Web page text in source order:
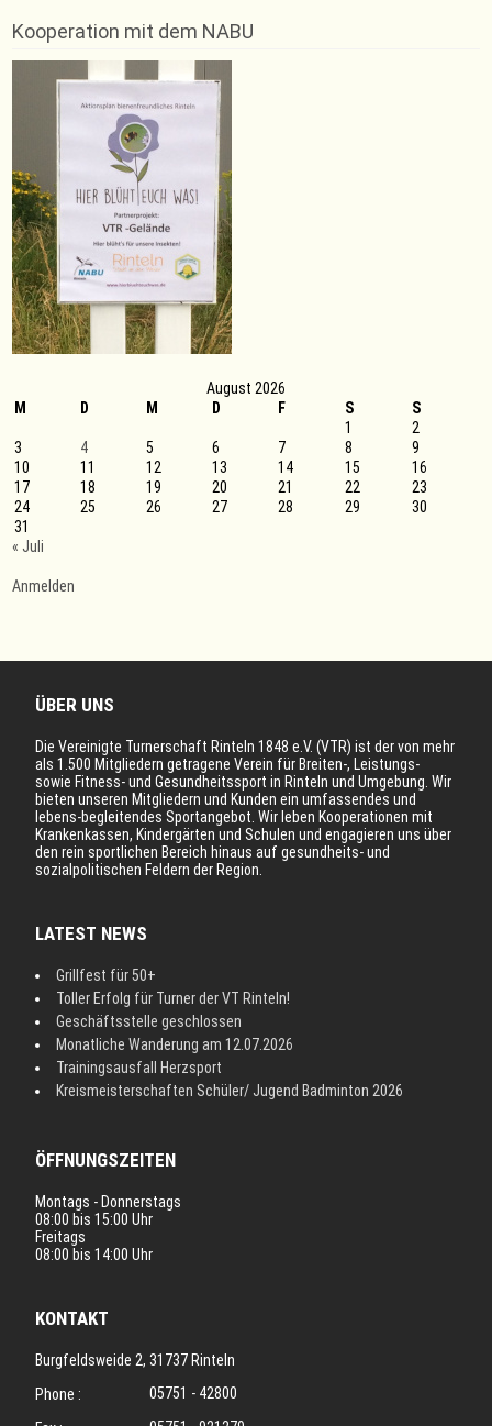
Sportabzeichen
in
2016
verliehen
Kooperation mit dem NABU
August 2026
M
D M D F S
S
1
2
3
4 5 6 7 8
9
10
11 12 13 14 15
16
17
18 19 20 21 22
23
24
25 26 27 28 29
30
31
« Juli
Anmelden
ÜBER UNS
Die Vereinigte Turnerschaft Rinteln 1848 e.V. (VTR) ist der von mehr
als 1.500 Mitgliedern getragene Verein für Breiten-, Leistungs-
sowie Fitness- und Gesundheitssport in Rinteln und Umgebung. Wir
bieten unseren Mitgliedern und Kunden ein umfassendes und
lebens-begleitendes Sportangebot. Wir leben Kooperationen mit
Krankenkassen, Kindergärten und Schulen und engagieren uns über
den rein sportlichen Bereich hinaus auf gesundheits- und
sozialpolitischen Feldern der Region.
LATEST NEWS
Grillfest für 50+
Toller Erfolg für Turner der VT Rinteln!
Geschäftsstelle geschlossen
Monatliche Wanderung am 12.07.2026
Trainingsausfall Herzsport
Kreismeisterschaften Schüler/ Jugend Badminton 2026
ÖFFNUNGSZEITEN
Montags - Donnerstags
08:00 bis 15:00 Uhr
Freitags
08:00 bis 14:00 Uhr
KONTAKT
Burgfeldsweide 2, 31737 Rinteln
Phone :
05751 - 42800